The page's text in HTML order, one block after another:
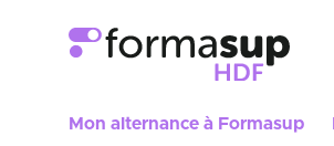
Mon alternance à Formasup